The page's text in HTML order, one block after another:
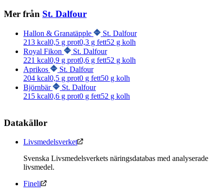
Mer från St. Dalfour
Hallon & Granatäpple
St. Dalfour
213 kcal0,5 g prot0,3 g fett52 g kolh
Royal Fikon
St. Dalfour
221 kcal0,9 g prot0,6 g fett52 g kolh
Aprikos
St. Dalfour
204 kcal0,5 g prot0 g fett50 g kolh
Björnbär
St. Dalfour
215 kcal0,6 g prot0 g fett52 g kolh
Datakällor
Livsmedelsverket
Svenska Livsmedelsverkets näringsdatabas med analyserade
livsmedel.
Fineli